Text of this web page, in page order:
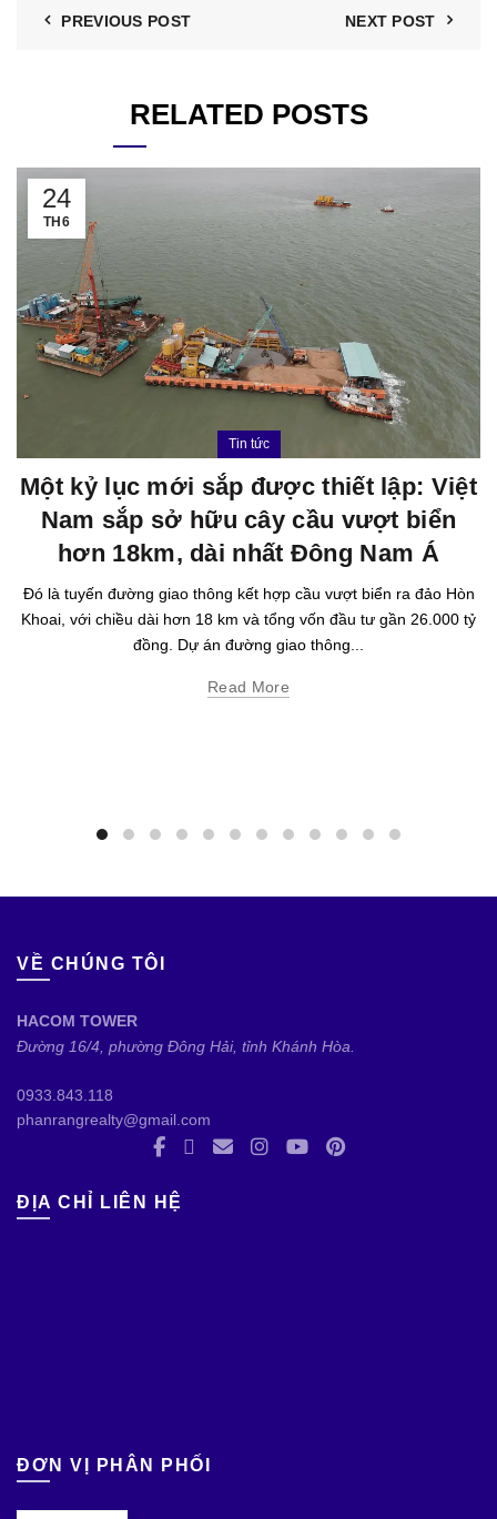
PREVIOUS POST NEXT POST
RELATED POSTS
24
TH6
Tin tức
Một kỷ lục mới sắp được thiết lập: Việt
Nam sắp sở hữu cây cầu vượt biển
hơn 18km, dài nhất Đông Nam Á
Đó là tuyến đường giao thông kết hợp cầu vượt biển ra đảo Hòn
Khoai, với chiều dài hơn 18 km và tổng vốn đầu tư gần 26.000 tỷ
đồng. Dự án đường giao thông...
Read More
VỀ CHÚNG TÔI
HACOM TOWER
Đường 16/4, phường Đông Hải, tỉnh Khánh Hòa.
0933.843.118
phanrangrealty@gmail.com
ĐỊA CHỈ LIÊN HỆ
ĐƠN VỊ PHÂN PHỐI